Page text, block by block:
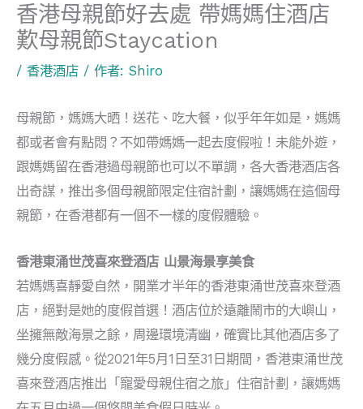
香港母親節好去處 帶媽媽住酒店
歎母親節Staycation
/ 香港酒店 / 作者: Shiro
母親節，媽媽大晒！送花、吃大餐，似乎年年如是，媽媽
都或者會有點悶？不如帶媽媽一起去度假啦！未能外遊，
跟媽媽留在香港過母親節也可以不單調，各大香港酒店各
出奇謀，推出多個母親節限定住宿計劃，讓媽媽在這個母
親節，在香港都有一個不一樣的度假體驗。
香港東涌世茂喜來登酒店 山景海景享美食
若媽媽喜靜愛自然，開業才半年的香港東涌世茂喜來登酒
店，絕對是她的度假首選！酒店位於遠離鬧市的大嶼山，
坐擁無敵海景之餘，周邊環境清幽，確實比其他酒店多了
幾分度假感。從2021年5月1日至31日期間，香港東涌世茂
喜來登酒店推出「寵愛母親住宿之旅」住宿計劃，讓媽媽